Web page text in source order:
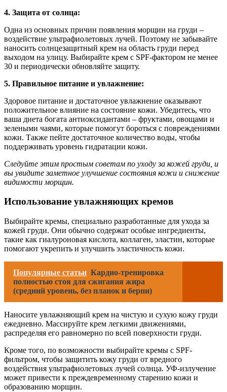
4. Защита от солнца:
Одна из основных причин появления морщин на груди –
воздействие ультрафиолетовых лучей. Поэтому не забывайте
наносить солнцезащитный крем на область груди перед
выходом на улицу. Выбирайте крем с SPF-фактором не менее
30 и периодически обновляйте защиту.
5. Правильное питание и увлажнение:
Здоровое питание и достаточное увлажнение оказывают
положительное влияние на состояние кожи. Убедитесь, что
ваша диета богата антиоксидантами – фруктами, овощами и
зелеными чаями, которые помогут бороться с повреждениями
кожи. Также пейте достаточное количество воды, чтобы
поддерживать уровень гидратации кожи.
Следуйте этим простым советам по уходу за кожей груди, и
вы увидите заметное улучшение состояния кожи и снижение
видимости морщин.
Использование увлажняющих кремов
Выбирайте кремы, специально разработанные для ухода за
кожей груди. Они обычно содержат особые ингредиенты,
такие как гиалуроновая кислота, коллаген, эластин, которые
помогают укрепить и улучшить эластичность кожи.
Популярные статьи Кардио-тренировка
полностью стоя для сжигания жира
(средний уровень, без планок и берпи)
Наносите увлажняющий крем на чистую и сухую кожу груди
ежедневно. Массируйте крем легкими движениями,
распределяя его равномерно по всей поверхности груди.
Кроме того, по возможности выбирайте кремы с SPF-
фильтром, чтобы защитить кожу груди от вредного
воздействия ультрафиолетовых лучей солнца. УФ-излучение
может привести к преждевременному старению кожи и
образованию морщин.